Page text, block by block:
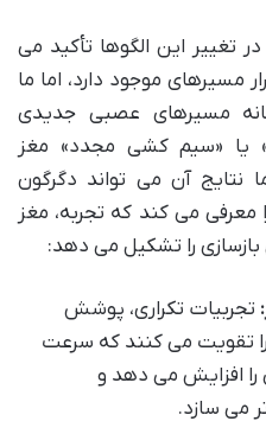
تغییر این الگوها تأکید می
مسیرهای موجود دارد، اما ما
مسیرهای عصبی جدیدی
یا «سیم کشی مجدد» مغز
نتایج آن می تواند دگرگون
می کند که تجربه، مغز
بازسازی را تشکیل می دهد:
تجربیات تکراری، پوشش
تقویت می کنند که سرعت
افزایش می دهد و
می سازد.